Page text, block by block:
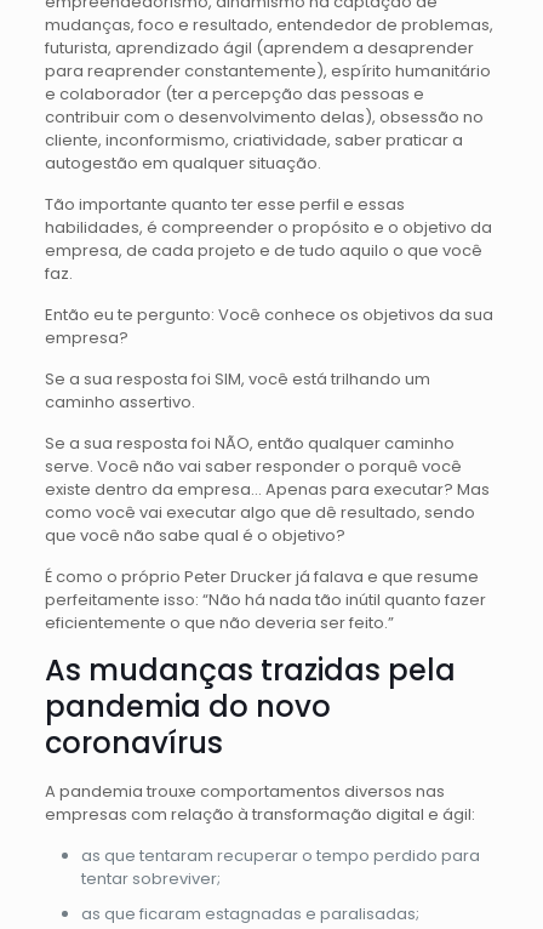
mudanças, foco e resultado, entendedor de problemas,
futurista, aprendizado ágil (aprendem a desaprender
para reaprender constantemente), espírito humanitário
e colaborador (ter a percepção das pessoas e
contribuir com o desenvolvimento delas), obsessão no
cliente, inconformismo, criatividade, saber praticar a
autogestão em qualquer situação.
Tão importante quanto ter esse perfil e essas
habilidades, é compreender o propósito e o objetivo da
empresa, de cada projeto e de tudo aquilo o que você
faz.
Então eu te pergunto: Você conhece os objetivos da sua
empresa?
Se a sua resposta foi SIM, você está trilhando um
caminho assertivo.
Se a sua resposta foi NÃO, então qualquer caminho
serve. Você não vai saber responder o porquê você
existe dentro da empresa… Apenas para executar? Mas
como você vai executar algo que dê resultado, sendo
que você não sabe qual é o objetivo?
É como o próprio Peter Drucker já falava e que resume
perfeitamente isso: “Não há nada tão inútil quanto fazer
eficientemente o que não deveria ser feito.”
As mudanças trazidas pela
pandemia do novo
coronavírus
A pandemia trouxe comportamentos diversos nas
empresas com relação à transformação digital e ágil:
as que tentaram recuperar o tempo perdido para
tentar sobreviver;
as que ficaram estagnadas e paralisadas;